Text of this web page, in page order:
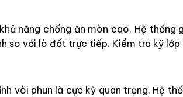
năng chống ăn mòn cao. Hệ
so với lò đốt trực tiếp. Kiểm tra kỹ
vòi phun là cực kỳ quan trọng. Hệ